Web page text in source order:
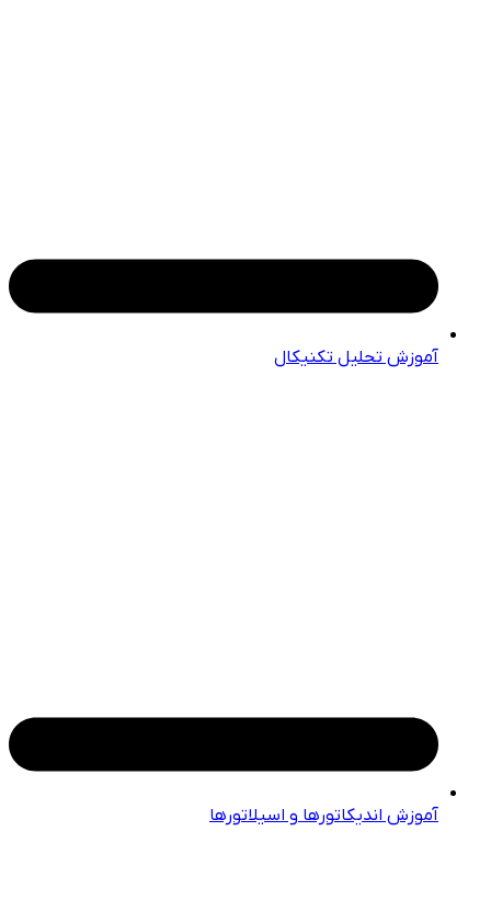
آموزش تحلیل تکنیکال
آموزش اندیکاتورها و اسیلاتورها